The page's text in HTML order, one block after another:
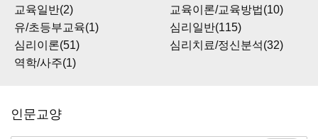
교육일반(2)
교육이론/교육방법(10)
유/초등부교육(1)
심리일반(115)
심리이론(51)
심리치료/정신분석(32)
역학/사주(1)
인문교양